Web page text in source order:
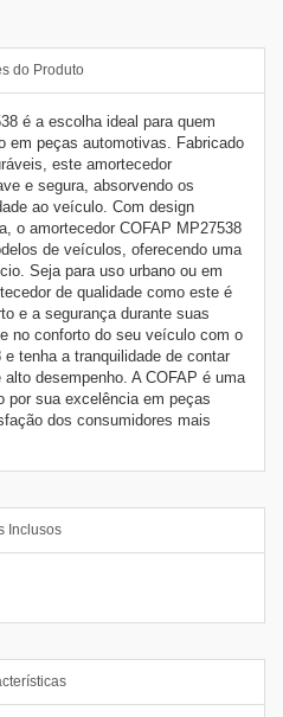
do Produto
é a escolha ideal para quem
em peças automotivas. Fabricado
este amortecedor
e segura, absorvendo os
ao veículo. Com design
o amortecedor COFAP MP27538
de veículos, oferecendo uma
Seja para uso urbano ou em
de qualidade como este é
e a segurança durante suas
no conforto do seu veículo com o
tenha a tranquilidade de contar
desempenho. A COFAP é uma
por sua excelência em peças
dos consumidores mais
Inclusos